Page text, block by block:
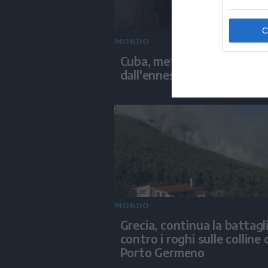
MONDO
Cuba, metà del Paese
dall'ennesimo blackout
MONDO
Grecia, continua la
contro i roghi sulle colline
Porto Germeno